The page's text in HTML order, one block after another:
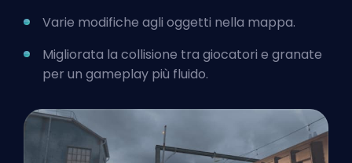
Varie modifiche agli oggetti nella mappa.
Migliorata la collisione tra giocatori e granate
per un gameplay più fluido.